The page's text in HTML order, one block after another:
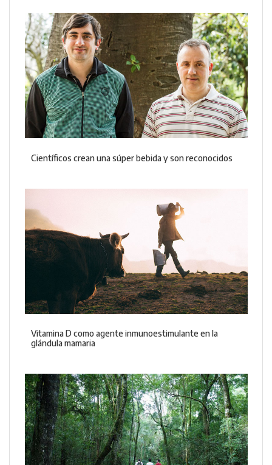
Científicos crean una súper bebida y son reconocidos
Vitamina D como agente inmunoestimulante en la
glándula mamaria